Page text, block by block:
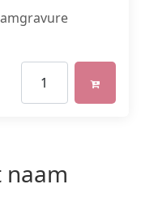
naam